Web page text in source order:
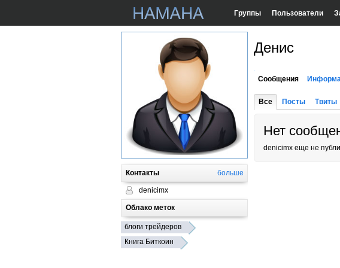
Группы Пользователи
Контакты больше
denicimx
Облако меток
блоги трейдеров
Книга Биткоин
Денис
Сообщения
Все Посты Твиты
Нет
denicimx еще не